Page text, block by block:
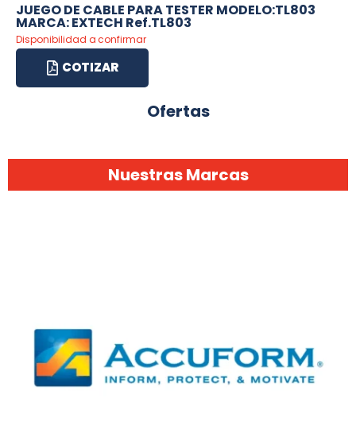
JUEGO DE CABLE PARA TESTER MODELO:TL803
MARCA: EXTECH Ref.TL803
Disponibilidad a confirmar
COTIZAR
Ofertas
Nuestras Marcas